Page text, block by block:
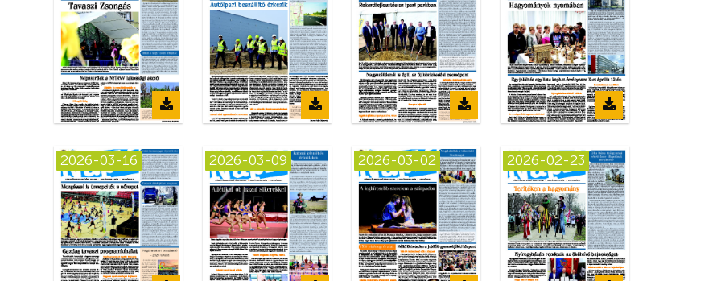
2026-03-16 2026-03-09 2026-03-02 2026-02-23